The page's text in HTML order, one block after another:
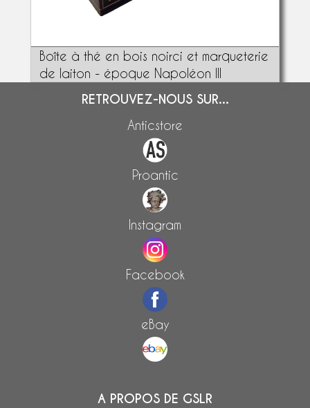
Boîte à thé en bois noirci et marqueterie
de laiton - époque Napoléon III
RETROUVEZ-NOUS SUR...
Anticstore
Proantic
Instagram
Facebook
eBay
A PROPOS DE GSLR